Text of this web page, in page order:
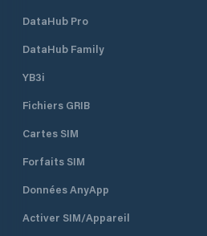
DataHub Pro
DataHub Family
YB3i
Fichiers GRIB
Cartes SIM
Forfaits SIM
Données AnyApp
Activer SIM/Appareil